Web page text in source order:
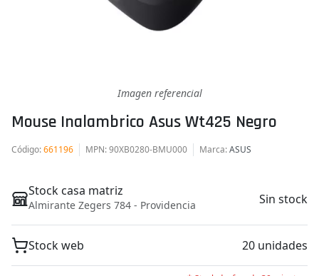
Imagen referencial
Mouse Inalambrico Asus Wt425 Negro
Código:661196 MPN: 90XB0280-BMU000 Marca:ASUS
Stock casa matriz
Almirante Zegers 784 - Providencia Sin stock
Stock web 20 unidades